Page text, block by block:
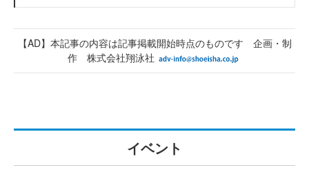
【AD】本記事の内容は記事掲載開始時点のものです 企画・制
作 株式会社翔泳社
イベント